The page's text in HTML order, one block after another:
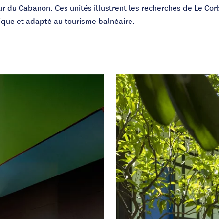
du Cabanon. Ces unités illustrent les recherches de Le
et adapté au tourisme balnéaire.